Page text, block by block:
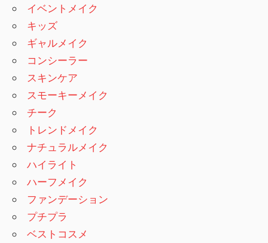
イベントメイク
キッズ
ギャルメイク
コンシーラー
スキンケア
スモーキーメイク
チーク
トレンドメイク
ナチュラルメイク
ハイライト
ハーフメイク
ファンデーション
プチプラ
ベストコスメ